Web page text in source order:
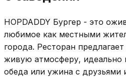
HOPDADDY Бургер - это
любимое как местными
города. Ресторан
живую атмосферу,
обеда или ужина с друзьями